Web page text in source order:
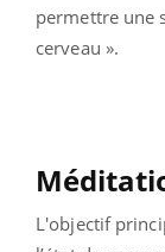
permettre une
cerveau ».
L'objectif